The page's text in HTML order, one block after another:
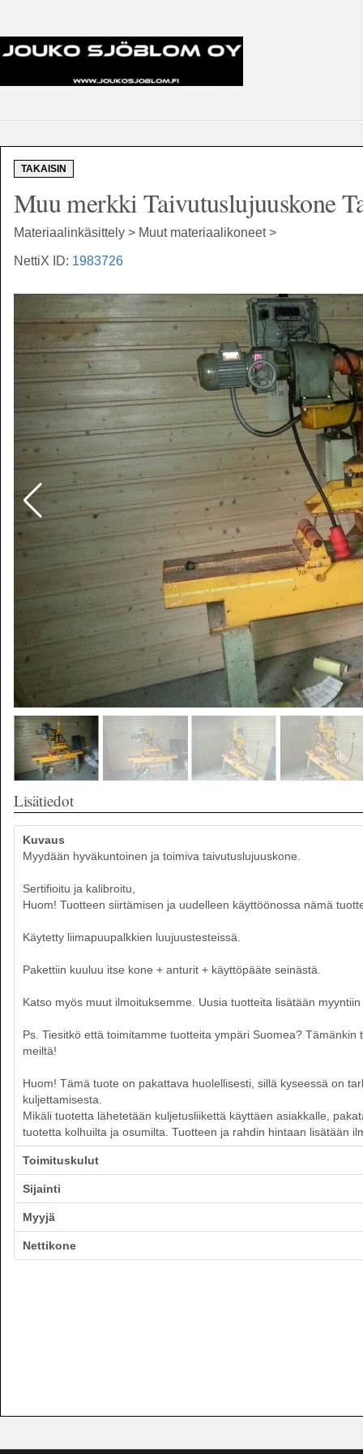
TAKAISIN
Muu merkki Taivutuslujuuskone
Materiaalinkäsittely > Muut materiaalikoneet >
NettiX ID: 1983726
Lisätiedot
Kuvaus
Myydään hyväkuntoinen ja toimiva taivutuslujuuskone.
Sertifioitu ja kalibroitu,
Huom! Tuotteen siirtämisen ja uudelleen käyttöönossa nämä
Käytetty liimapuupalkkien luujuustesteissä.
Pakettiin kuuluu itse kone + anturit + käyttöpääte seinästä.
Katso myös muut ilmoituksemme. Uusia tuotteita lisätään
Ps. Tiesitkö että toimitamme tuotteita ympäri Suomea?
meiltä!
Huom! Tämä tuote on pakattava huolellisesti, sillä kyseessä on
kuljettamisesta.
Mikäli tuotetta lähetetään kuljetusliikettä käyttäen asiakkalle,
tuotetta kolhuilta ja osumilta. Tuotteen ja rahdin hintaan lisätään
Toimituskulut
Sijainti
Myyjä
Nettikone